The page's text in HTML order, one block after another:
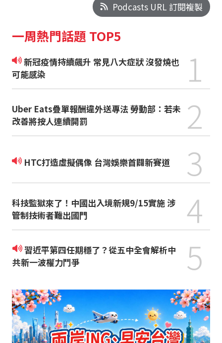
Podcasts URL 訂閱複製
一周熱門話題 TOP5
新冠疫情持續飆升 常見八大症狀 沒發燒也
可能感染
1
Uber Eats疊單報酬違外送專法 勞動部：若未
改善將按人連續開罰
2
HTC打造虛擬偶像 台灣娛樂首闢新賽道 3
科技監獄來了！中國出入境新規9/15實施 涉
管制技術者難出國門
4
習近平第四任期穩了？從五中全會解析中
共新一波權力鬥爭
5